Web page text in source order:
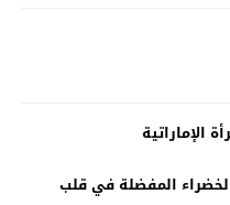
الإماراتية
المفضلة في قلب